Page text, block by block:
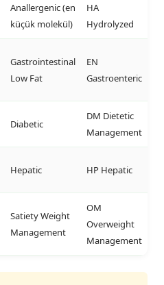
Anallergenic (en
küçük molekül)
HA
Hydrolyzed
Gastrointestinal
Low Fat
EN
Gastroenteric
Diabetic
DM Dietetic
Management
Hepatic HP Hepatic
Satiety Weight
Management
OM
Overweight
Management